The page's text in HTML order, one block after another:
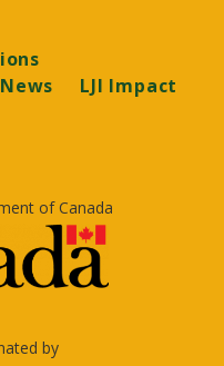
LJI Impact
of Canada
by